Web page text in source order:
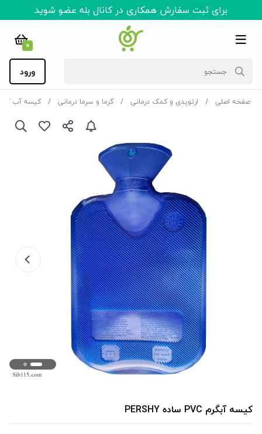
برای ثبت سفارش همکاری در کانال بله عضو شوید
0
ورود
صفحه اصلی ارتوپدی و کمک درمانی گرما و سرما درمانی کیسه آب گرم
کیسه آبگرم PVC ساده PERSHY